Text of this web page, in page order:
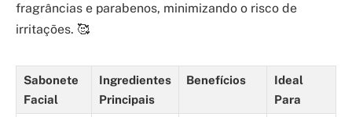
fragrâncias e parabenos, minimizando o risco de
irritações. 🥰
Sabonete
Facial
Ingredientes
Principais
Benefícios
Ideal
Para